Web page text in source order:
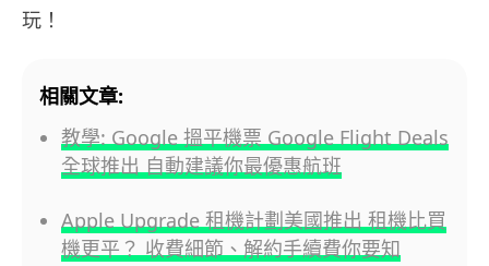
玩！
相關文章:
教學: Google 搵平機票 Google Flight Deals
全球推出 自動建議你最優惠航班
Apple Upgrade 租機計劃美國推出 租機比買
機更平？ 收費細節、解約手續費你要知